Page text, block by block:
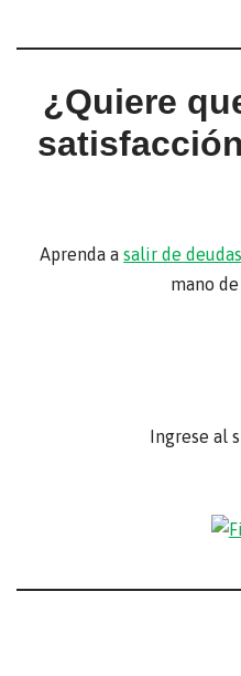
¿Quiere
Aprenda a salir de
mano
Ingrese al